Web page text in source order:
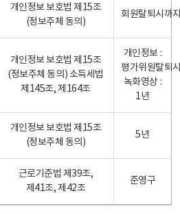
개인정보 보호법 제15조
(정보주체 동의)
회원탈퇴시까
개인정보 보호법 제15조
(정보주체 동의) 소득세법
제145조, 제164조
개인정보 :
평가위원탈퇴
녹화영상 :
1년
개인정보 보호법 제15조
(정보주체 동의)
5년
근로기준법 제39조,
제41조, 제42조
준영구